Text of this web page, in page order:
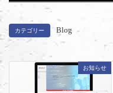
カテゴリー Blog
お知らせ